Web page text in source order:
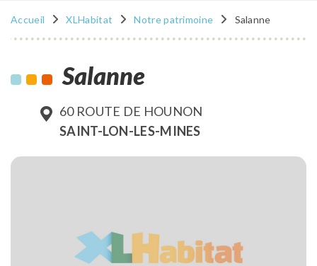
Accueil XLHabitat Notre patrimoine Salanne
Salanne
60 ROUTE DE HOUNON
SAINT-LON-LES-MINES